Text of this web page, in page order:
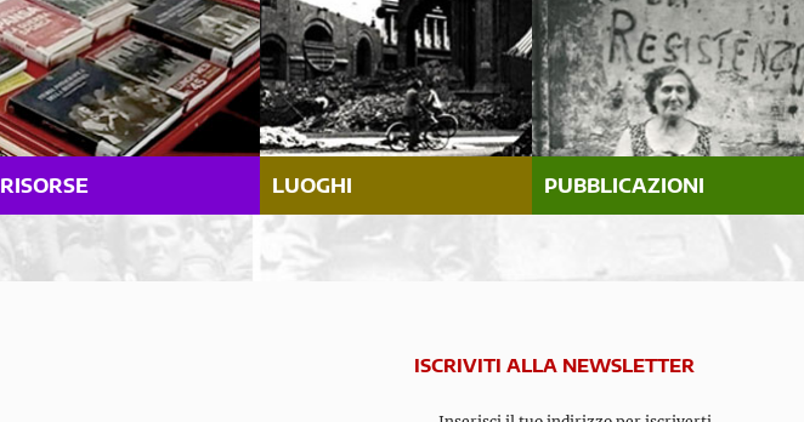
RISORSE LUOGHI PUBBLICAZIONI
ISCRIVITI ALLA NEWSLETTER